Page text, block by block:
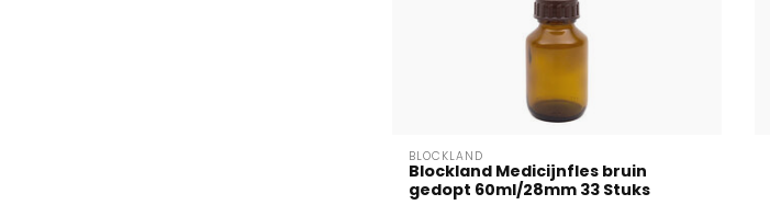
BLOCKLAND
Blockland Medicijnfles bruin
gedopt 60ml/28mm 33 Stuks